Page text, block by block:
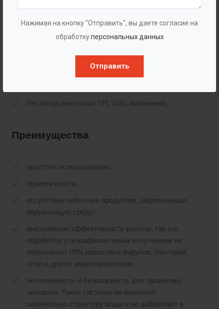
Нажимая на кнопку "Отправить", вы даете согласие на
обработкуперсональных данных
Отправить
Комплектация
Патрубки различного диаметра
Лестница (материал ПП, AISI, Алюминий)
Преимущества
простота использования;
герметичность;
отсутствие побочных продуктов, загрязняющих
окружающую среду;
высочайшая эффективность работы, так как
обработку ультрафиолетовым излучением не
переживают 99% известных вирусов, бактерий,
спор и других микроорганизмов;
экологичность и безопасность для организма
человека. Такие системы не изменяют
химическую структуру воды и не добавляют в